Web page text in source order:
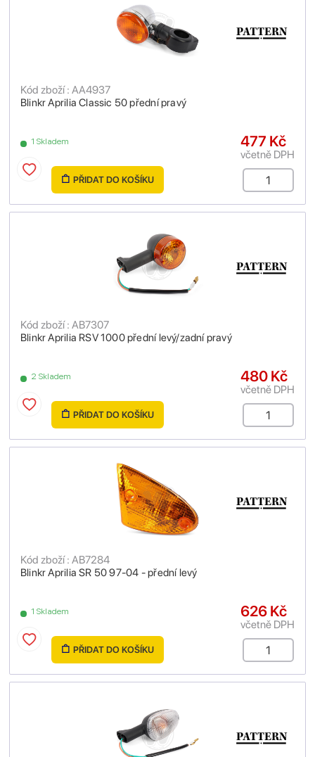
Blinkr Aprilia Classic 50 přední pravý
Kód zboží : AA4937
1 Skladem 477 Kč
včetně DPH
PŘIDAT DO KOŠÍKU
Blinkr Aprilia RSV 1000 přední levý/zadní pravý
Kód zboží : AB7307
2 Skladem 480 Kč
včetně DPH
PŘIDAT DO KOŠÍKU
Blinkr Aprilia SR 50 97-04 - přední levý
Kód zboží : AB7284
1 Skladem 626 Kč
včetně DPH
PŘIDAT DO KOŠÍKU